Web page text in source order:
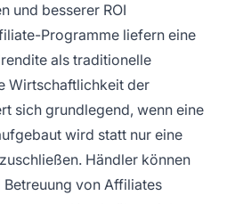
und besserer ROI
Programme liefern eine
als traditionelle
Wirtschaftlichkeit der
sich grundlegend, wenn eine
wird statt nur eine
Händler können
von Affiliates